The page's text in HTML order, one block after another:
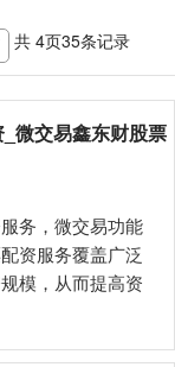
共4页35条记录
微交易鑫东财股票
务，微交易功能
资服务覆盖广泛
模，从而提高资